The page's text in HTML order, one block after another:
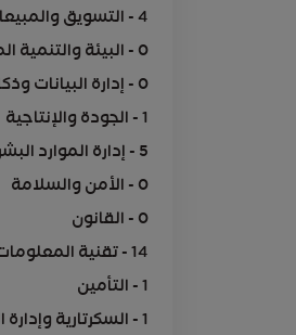
4 - التسويق والمبيعات
0 - البيئة والتنمية المستدامة
0 - إدارة البيانات وذكاء الأعمال
1 - الجودة والإنتاجية
5 - إدارة الموارد البشرية
0 - الأمن والسلامة
0 - القانون
14 - تقنية المعلومات
1 - التأمين
1 - السكرتارية وإدارة المكاتب